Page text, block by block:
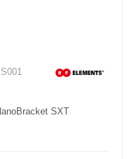
SXT